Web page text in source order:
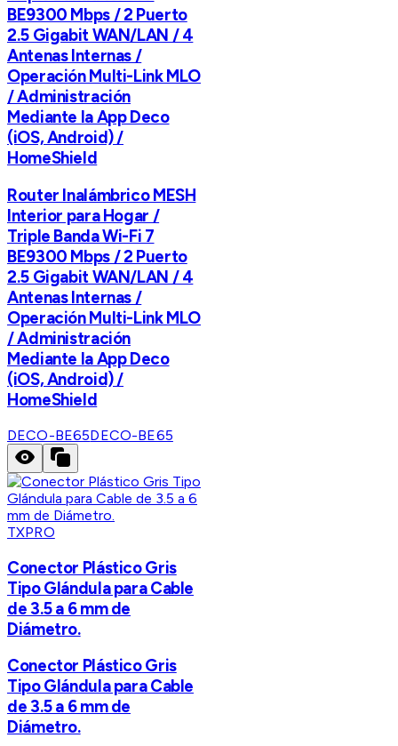
BE9300 Mbps / 2 Puerto
2.5 Gigabit WAN/LAN / 4
Antenas Internas /
Operación Multi-Link MLO
/ Administración
Mediante la App Deco
(iOS, Android) /
HomeShield
Router Inalámbrico MESH
Interior para Hogar /
Triple Banda Wi-Fi 7
BE9300 Mbps / 2 Puerto
2.5 Gigabit WAN/LAN / 4
Antenas Internas /
Operación Multi-Link MLO
/ Administración
Mediante la App Deco
(iOS, Android) /
HomeShield
DECO-BE65DECO-BE65
TXPRO
Conector Plástico Gris
Tipo Glándula para Cable
de 3.5 a 6 mm de
Diámetro.
Conector Plástico Gris
Tipo Glándula para Cable
de 3.5 a 6 mm de
Diámetro.